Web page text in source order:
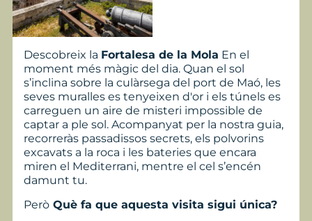
Descobreix la Fortalesa de la Mola En el
moment més màgic del dia. Quan el sol
s’inclina sobre la culàrsega del port de Maó, les
seves muralles es tenyeixen d'or i els túnels es
carreguen un aire de misteri impossible de
captar a ple sol. Acompanyat per la nostra guia,
recorreràs passadissos secrets, els polvorins
excavats a la roca i les bateries que encara
miren el Mediterrani, mentre el cel s’encén
damunt tu.
Però Què fa que aquesta visita sigui única?